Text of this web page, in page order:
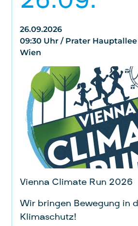
26.09.2026
09:30 Uhr / Prater Hauptallee
Wien
Vienna Climate Run 2026
Wir bringen Bewegung in
Klimaschutz!
Privacy
ausschließlich der
Daten : personenbezogene
Daten
Gesetzt von: Microsoft
Privacy Policy
https://www.microsoft.com/
de/privacy/privacystatement